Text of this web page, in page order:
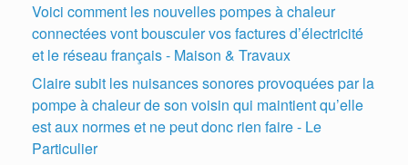
Voici comment les nouvelles pompes à chaleur
connectées vont bousculer vos factures d’électricité
et le réseau français - Maison & Travaux
Claire subit les nuisances sonores provoquées par la
pompe à chaleur de son voisin qui maintient qu’elle
est aux normes et ne peut donc rien faire - Le
Particulier